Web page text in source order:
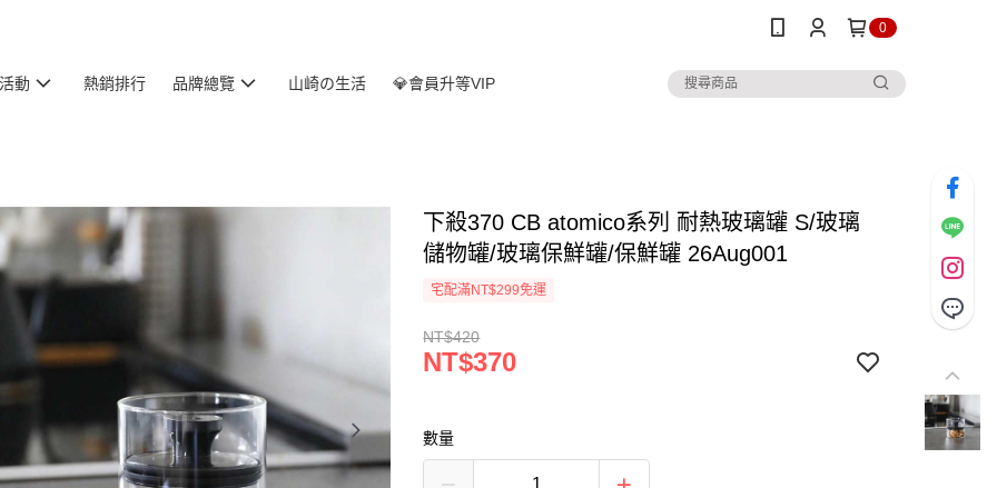
0
動 熱銷排行 品牌總覽 山崎の生活 💎會員升等VIP
下殺370 CB atomico系列 耐熱玻璃罐 S/玻璃
儲物罐/玻璃保鮮罐/保鮮罐 26Aug001
宅配滿NT$299免運
NT$420
NT$370
數量